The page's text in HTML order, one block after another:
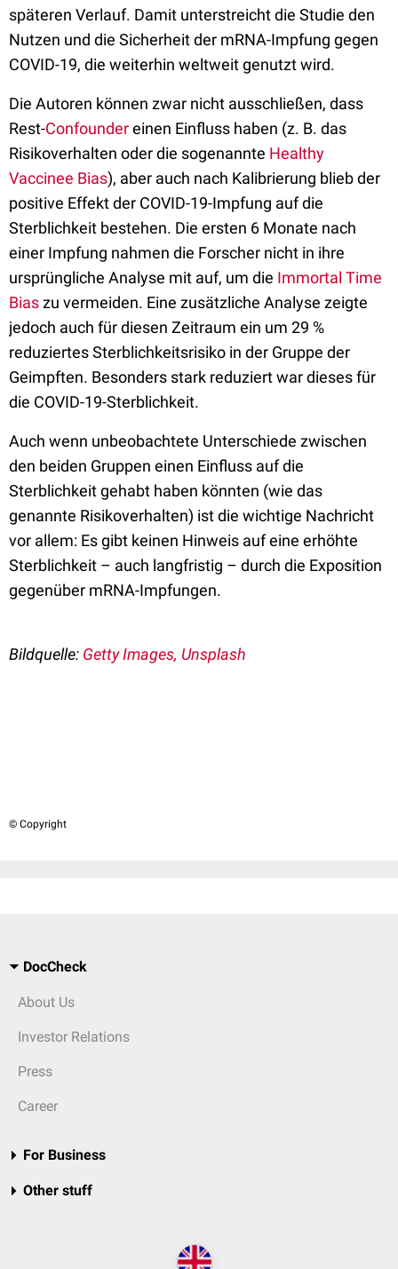
späteren Verlauf. Damit unterstreicht die Studie den
Nutzen und die Sicherheit der mRNA-Impfung gegen
COVID-19, die weiterhin weltweit genutzt wird.
Die Autoren können zwar nicht ausschließen, dass
Rest-Confoundereinen Einfluss haben (z. B. das
Risikoverhalten oder die sogenannte Healthy
Vaccinee Bias), aber auch nach Kalibrierung blieb der
positive Effekt der COVID-19-Impfung auf die
Sterblichkeit bestehen. Die ersten 6 Monate nach
einer Impfung nahmen die Forscher nicht in ihre
ursprüngliche Analyse mit auf, um die Immortal Time
Biaszu vermeiden. Eine zusätzliche Analyse zeigte
jedoch auch für diesen Zeitraum ein um 29 %
reduziertes Sterblichkeitsrisiko in der Gruppe der
Geimpften. Besonders stark reduziert war dieses für
die COVID-19-Sterblichkeit.
Auch wenn unbeobachtete Unterschiede zwischen
den beiden Gruppen einen Einfluss auf die
Sterblichkeit gehabt haben könnten (wie das
genannte Risikoverhalten) ist die wichtige Nachricht
vor allem: Es gibt keinen Hinweis auf eine erhöhte
Sterblichkeit – auch langfristig – durch die Exposition
gegenüber mRNA-Impfungen.
Bildquelle: Getty Images, Unsplash
© Copyright
DocCheck
About Us
Investor Relations
Press
Career
For Business
Other stuff